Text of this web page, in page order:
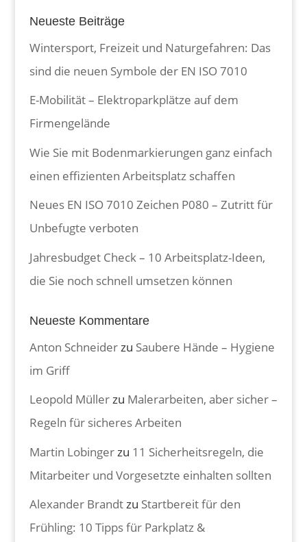
Neueste Beiträge
Wintersport, Freizeit und Naturgefahren: Das
sind die neuen Symbole der EN ISO 7010
E-Mobilität – Elektroparkplätze auf dem
Firmengelände
Wie Sie mit Bodenmarkierungen ganz einfach
einen effizienten Arbeitsplatz schaffen
Neues EN ISO 7010 Zeichen P080 – Zutritt für
Unbefugte verboten
Jahresbudget Check – 10 Arbeitsplatz-Ideen,
die Sie noch schnell umsetzen können
Neueste Kommentare
Anton Schneiderzu Saubere Hände – Hygiene
im Griff
Leopold Müllerzu Malerarbeiten, aber sicher –
Regeln für sicheres Arbeiten
Martin Lobingerzu 11 Sicherheitsregeln, die
Mitarbeiter und Vorgesetzte einhalten sollten
Alexander Brandtzu Startbereit für den
Frühling: 10 Tipps für Parkplatz &